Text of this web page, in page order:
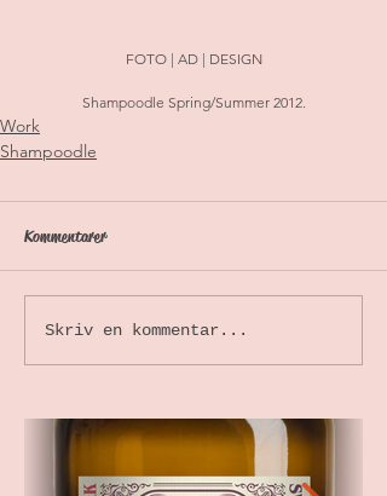
FOTO | AD | DESIGN
Shampoodle Spring/Summer 2012.
Work
Shampoodle
Kommentarer
Skriv en kommentar...